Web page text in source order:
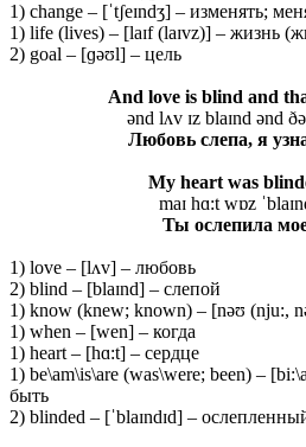
1) change – [ˈtʃeɪndʒ] – изменять;
1) life (lives) – [laɪf (laɪvz)] – жизнь
2) goal – [ɡəʊl] – цель
And love is blind and
ənd lʌv ɪz blaɪnd ənd
Любовь слепа, я
My heart was
maɪ hɑ:t wɒz
Ты ослепила
1) love – [lʌv] – любовь
2) blind – [blaɪnd] – слепой
1) know (knew; known) – [nəʊ (nju:,
1) when – [wen] – когда
1) heart – [hɑ:t] – сердце
1) be\am\is\are (was\were; been) –
быть
2) blinded – [ˈblaɪndɪd] –